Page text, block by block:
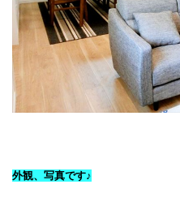
外観、写真です♪